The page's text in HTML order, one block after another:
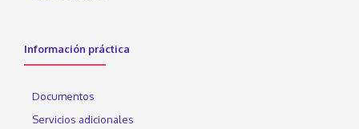
Información práctica
Documentos
Servicios adicionales